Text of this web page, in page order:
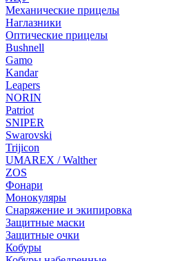
Механические прицелы
Наглазники
Оптические прицелы
Bushnell
Gamo
Kandar
Leapers
NORIN
Patriot
SNIPER
Swarovski
Trijicon
UMAREX / Walther
ZOS
Фонари
Монокуляры
Снаряжение и экипировка
Защитные маски
Защитные очки
Кобуры